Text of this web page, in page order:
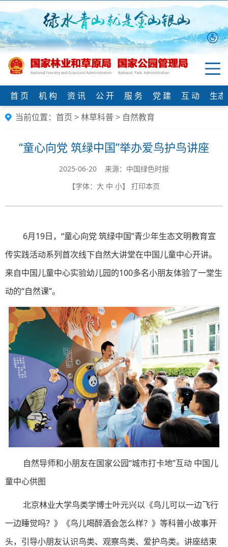
首 页 机 构 资 讯 公 开 服 务 党 建 互 动
生
当前位置： 首页 >林草科普> 自然教育
“童心向党 筑绿中国”举办爱鸟护鸟讲座
2025-06-20 来源：中国绿色时报
【字体： 大 中 小】 打印本页
6月19日，“童心向党 筑绿中国”青少年生态文明教育宣
传实践活动系列首次线下自然大讲堂在中国儿童中心开讲。
来自中国儿童中心实验幼儿园的100多名小朋友体验了一堂生
动的“自然课”。
自然导师和小朋友在国家公园“城市打卡地”互动 中国儿
童中心供图
北京林业大学鸟类学博士叶元兴以《鸟儿可以一边飞行
一边睡觉吗？》《鸟儿喝醉酒会怎么样？》等科普小故事开
头，引导小朋友认识鸟类、观察鸟类、爱护鸟类。讲座结束